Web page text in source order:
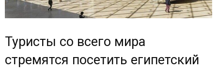
Туристы со всего мира
стремятся посетить египетский